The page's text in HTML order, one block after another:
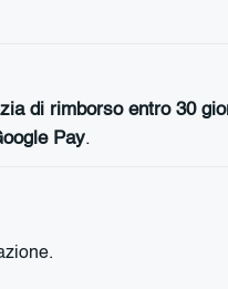
di rimborso entro 30
Pay.